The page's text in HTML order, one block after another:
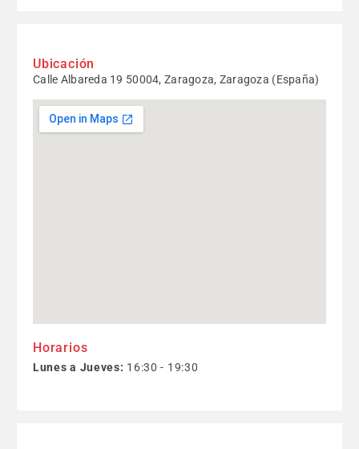
Ubicación
Calle Albareda 19 50004, Zaragoza, Zaragoza (España)
Horarios
Lunes a Jueves: 16:30 - 19:30